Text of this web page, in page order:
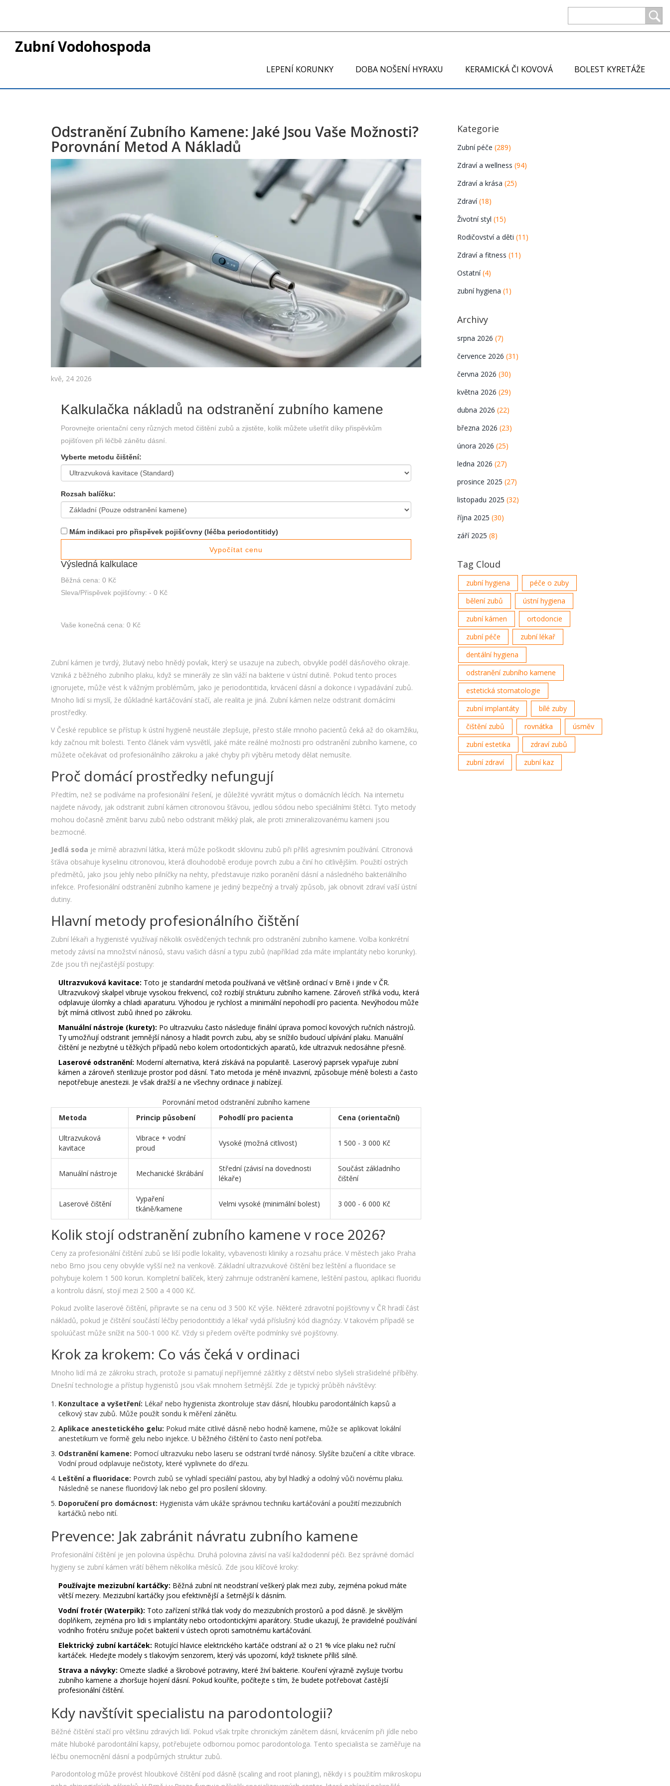
Zubní Vodohospoda
LEPENÍ KORUNKY DOBA NOŠENÍ HYRAXU KERAMICKÁ ČI KOVOVÁ BOLEST KYRETÁŽE
Odstranění Zubního Kamene: Jaké Jsou Vaše Možnosti?
Porovnání Metod A Nákladů
kvě, 24 2026
Kalkulačka nákladů na odstranění zubního kamene
Porovnejte orientační ceny různých metod čištění zubů a zjistěte, kolik můžete ušetřit díky přispěvkům
pojišťoven při léčbě zánětu dásní.
Vyberte metodu čištění:
Rozsah balíčku:
Mám indikaci pro přispěvek pojišťovny (léčba periodontitidy)
Vypočítat cenu
Výsledná kalkulace
Běžná cena: 0 Kč
Sleva/Přispěvek pojišťovny: - 0 Kč
Vaše konečná cena: 0 Kč
Zubní kámen je tvrdý, žlutavý nebo hnědý povlak, který se usazuje na zubech, obvykle podél dásňového okraje.
Vzniká z běžného zubního plaku, když se minerály ze slin váží na bakterie v ústní dutině. Pokud tento proces
ignorujete, může vést k vážným problémům, jako je periodontitida, krvácení dásní a dokonce i vypadávání zubů.
Mnoho lidí si myslí, že důkladné kartáčování stačí, ale realita je jiná. Zubní kámen nelze odstranit domácími
prostředky.
V České republice se přístup k ústní hygieně neustále zlepšuje, přesto stále mnoho pacientů čeká až do okamžiku,
kdy začnou mít bolesti. Tento článek vám vysvětlí, jaké máte reálné možnosti pro odstranění zubního kamene, co
můžete očekávat od profesionálního zákroku a jaké chyby při výběru metody dělat nemusíte.
Proč domácí prostředky nefungují
Předtím, než se podíváme na profesionální řešení, je důležité vyvrátit mýtus o domácních lécích. Na internetu
najdete návody, jak odstranit zubní kámen citronovou šťávou, jedlou sódou nebo speciálními štětci. Tyto metody
mohou dočasně změnit barvu zubů nebo odstranit měkký plak, ale proti zmineralizovanému kameni jsou
bezmocné.
Jedlá soda je mírně abrazivní látka, která může poškodit sklovinu zubů při příliš agresivním používání. Citronová
šťáva obsahuje kyselinu citronovou, která dlouhodobě eroduje povrch zubu a činí ho citlivějším. Použití ostrých
předmětů, jako jsou jehly nebo pilníčky na nehty, představuje riziko poranění dásní a následného bakteriálního
infekce. Profesionální odstranění zubního kamene je jediný bezpečný a trvalý způsob, jak obnovit zdraví vaší ústní
dutiny.
Hlavní metody profesionálního čištění
Zubní lékaři a hygienisté využívají několik osvědčených technik pro odstranění zubního kamene. Volba konkrétní
metody závisí na množství nánosů, stavu vašich dásní a typu zubů (například zda máte implantáty nebo korunky).
Zde jsou tři nejčastější postupy:
Ultrazvuková kavitace: Toto je standardní metoda používaná ve většině ordinací v Brně i jinde v ČR.
Ultrazvukový skalpel vibruje vysokou frekvencí, což rozbíjí strukturu zubního kamene. Zároveň stříká vodu, která
odplavuje úlomky a chladi aparaturu. Výhodou je rychlost a minimální nepohodlí pro pacienta. Nevýhodou může
být mírná citlivost zubů ihned po zákroku.
Manuální nástroje (kurety): Po ultrazvuku často následuje finální úprava pomocí kovových ručních nástrojů.
Ty umožňují odstranit jemnější nánosy a hladit povrch zubu, aby se snížilo budoucí ulpívání plaku. Manuální
čištění je nezbytné u těžkých případů nebo kolem ortodontických aparatů, kde ultrazvuk nedosáhne přesně.
Laserové odstranění: Moderní alternativa, která získává na popularitě. Laserový paprsek vypařuje zubní
kámen a zároveň sterilizuje prostor pod dásní. Tato metoda je méně invazivní, způsobuje méně bolesti a často
nepotřebuje anestezii. Je však dražší a ne všechny ordinace ji nabízejí.
Porovnání metod odstranění zubního kamene
Metoda
Princip působení Pohodlí pro pacienta Cena (orientační)
Ultrazvuková
kavitace
Vibrace + vodní
proud
Vysoké (možná citlivost) 1 500 - 3 000 Kč
Manuální nástroje Mechanické škrábání
Střední (závisí na dovednosti
lékaře)
Součást základního
čištění
Laserové čištění
Vypaření
tkáně/kamene
Velmi vysoké (minimální bolest) 3 000 - 6 000 Kč
Kolik stojí odstranění zubního kamene v roce 2026?
Ceny za profesionální čištění zubů se liší podle lokality, vybavenosti kliniky a rozsahu práce. V městech jako Praha
nebo Brno jsou ceny obvykle vyšší než na venkově. Základní ultrazvukové čištění bez leštění a fluoridace se
pohybuje kolem 1 500 korun. Kompletní balíček, který zahrnuje odstranění kamene, leštění pastou, aplikaci fluoridu
a kontrolu dásní, stojí mezi 2 500 a 4 000 Kč.
Pokud zvolíte laserové čištění, připravte se na cenu od 3 500 Kč výše. Některé zdravotní pojišťovny v ČR hradí část
nákladů, pokud je čištění součástí léčby periodontitidy a lékař vydá příslušný kód diagnózy. V takovém případě se
spoluúčast může snížit na 500-1 000 Kč. Vždy si předem ověřte podmínky své pojišťovny.
Krok za krokem: Co vás čeká v ordinaci
Mnoho lidí má ze zákroku strach, protože si pamatují nepříjemné zážitky z dětství nebo slyšeli strašidelné příběhy.
Dnešní technologie a přístup hygienistů jsou však mnohem šetrnější. Zde je typický průběh návštěvy:
Konzultace a vyšetření: Lékař nebo hygienista zkontroluje stav dásní, hloubku parodontálních kapsů a
celkový stav zubů. Může použít sondu k měření zánětu.
Aplikace anestetického gelu: Pokud máte citlivé dásně nebo hodně kamene, může se aplikovat lokální
anestetikum ve formě gelu nebo injekce. U běžného čištění to často není potřeba.
Odstranění kamene: Pomocí ultrazvuku nebo laseru se odstraní tvrdé nánosy. Slyšíte bzučení a cítíte vibrace.
Vodní proud odplavuje nečistoty, které vyplivnete do dřezu.
Leštění a fluoridace: Povrch zubů se vyhladí speciální pastou, aby byl hladký a odolný vůči novému plaku.
Následně se nanese fluoridový lak nebo gel pro posílení skloviny.
Doporučení pro domácnost: Hygienista vám ukáže správnou techniku kartáčování a použití mezizubních
kartáčků nebo nití.
Prevence: Jak zabránit návratu zubního kamene
Profesionální čištění je jen polovina úspěchu. Druhá polovina závisí na vaší každodenní péči. Bez správné domácí
hygieny se zubní kámen vrátí během několika měsíců. Zde jsou klíčové kroky:
Používajte mezizubní kartáčky: Běžná zubní nit neodstraní veškerý plak mezi zuby, zejména pokud máte
větší mezery. Mezizubní kartáčky jsou efektivnější a šetrnější k dásním.
Vodní frotér (Waterpik): Toto zařízení stříká tlak vody do mezizubních prostorů a pod dásně. Je skvělým
doplňkem, zejména pro lidi s implantáty nebo ortodontickými aparátory. Studie ukazují, že pravidelné používání
vodního frotéru snižuje počet bakterií v ústech oproti samotnému kartáčování.
Elektrický zubní kartáček: Rotující hlavice elektrického kartáče odstraní až o 21 % více plaku než ruční
kartáček. Hledejte modely s tlakovým senzorem, který vás upozorní, když tisknete příliš silně.
Strava a návyky: Omezte sladké a škrobové potraviny, které živí bakterie. Kouření výrazně zvyšuje tvorbu
zubního kamene a zhoršuje hojení dásní. Pokud kouříte, počítejte s tím, že budete potřebovat častější
profesionální čištění.
Kdy navštívit specialistu na parodontologii?
Běžné čištění stačí pro většinu zdravých lidí. Pokud však trpíte chronickým zánětem dásní, krvácením při jídle nebo
máte hluboké parodontální kapsy, potřebujete odbornou pomoc parodontologa. Tento specialista se zaměřuje na
léčbu onemocnění dásní a podpůrných struktur zubů.
Parodontolog může provést hloubkové čištění pod dásně (scaling and root planing), někdy i s použitím mikroskopu
Kategorie
Zubní péče(289)
Zdraví a wellness(94)
Zdraví a krása(25)
Zdraví(18)
Životní styl(15)
Rodičovství a děti(11)
Zdraví a fitness(11)
Ostatní(4)
zubní hygiena(1)
Archivy
srpna 2026(7)
července 2026(31)
června 2026(30)
května 2026(29)
dubna 2026(22)
března 2026(23)
února 2026(25)
ledna 2026(27)
prosince 2025(27)
listopadu 2025(32)
října 2025(30)
září 2025(8)
Tag Cloud
zubní hygiena
péče o zuby
bělení zubů
ústní hygiena
zubní kámen
ortodoncie
zubní péče
zubní lékař
dentální hygiena
odstranění zubního kamene
estetická stomatologie
zubní implantáty
bílé zuby
čištění zubů
rovnátka
úsměv
zubní estetika
zdraví zubů
zubní zdraví
zubní kaz